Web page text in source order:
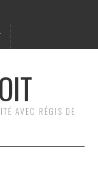
AVEC RÉGIS DE